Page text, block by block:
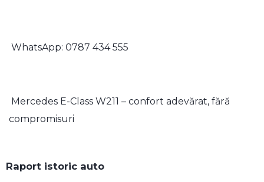
WhatsApp: 0787 434 555
Mercedes E-Class W211 – confort adevărat, fără
compromisuri
Raport istoric auto